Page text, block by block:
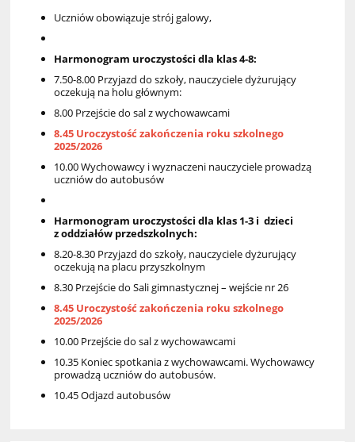
Uczniów obowiązuje strój galowy,
Harmonogram uroczystości dla klas 4-8:
7.50-8.00 Przyjazd do szkoły, nauczyciele dyżurujący
oczekują na holu głównym:
8.00 Przejście do sal z wychowawcami
8.45 Uroczystość zakończenia roku szkolnego
2025/2026
10.00 Wychowawcy i wyznaczeni nauczyciele prowadzą
uczniów do autobusów
Harmonogram uroczystości dla klas 1-3 i dzieci
z oddziałów przedszkolnych:
8.20-8.30 Przyjazd do szkoły, nauczyciele dyżurujący
oczekują na placu przyszkolnym
8.30 Przejście do Sali gimnastycznej – wejście nr 26
8.45 Uroczystość zakończenia roku szkolnego
2025/2026
10.00 Przejście do sal z wychowawcami
10.35 Koniec spotkania z wychowawcami. Wychowawcy
prowadzą uczniów do autobusów.
10.45 Odjazd autobusów